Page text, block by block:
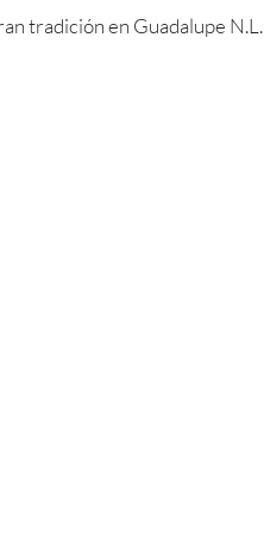
tradición en Guadalupe N.L.